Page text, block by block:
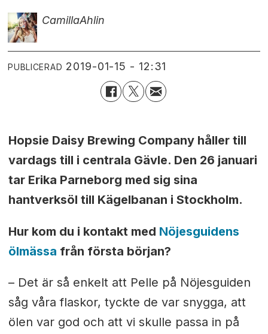
CamillaAhlin
PUBLICERAD 2019-01-15 - 12:31
Hopsie Daisy Brewing Company håller till
vardags till i centrala Gävle. Den 26 januari
tar Erika Parneborg med sig sina
hantverksöl till Kägelbanan i Stockholm.
Hur kom du i kontakt med Nöjesguidens
ölmässa från första början?
– Det är så enkelt att Pelle på Nöjesguiden
såg våra flaskor, tyckte de var snygga, att
ölen var god och att vi skulle passa in på